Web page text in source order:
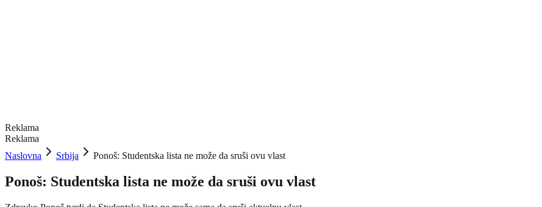
Reklama
Reklama
Naslovna
Srbija Ponoš: Studentska lista ne može da sruši ovu vlast
Ponoš: Studentska lista ne može da sruši ovu vlast